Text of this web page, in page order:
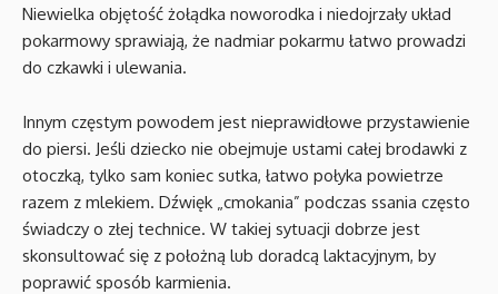
Niewielka objętość żołądka noworodka i niedojrzały układ
pokarmowy sprawiają, że nadmiar pokarmu łatwo prowadzi
do czkawki i ulewania.
Innym częstym powodem jest nieprawidłowe przystawienie
do piersi. Jeśli dziecko nie obejmuje ustami całej brodawki z
otoczką, tylko sam koniec sutka, łatwo połyka powietrze
razem z mlekiem. Dźwięk „cmokania” podczas ssania często
świadczy o złej technice. W takiej sytuacji dobrze jest
skonsultować się z położną lub doradcą laktacyjnym, by
poprawić sposób karmienia.